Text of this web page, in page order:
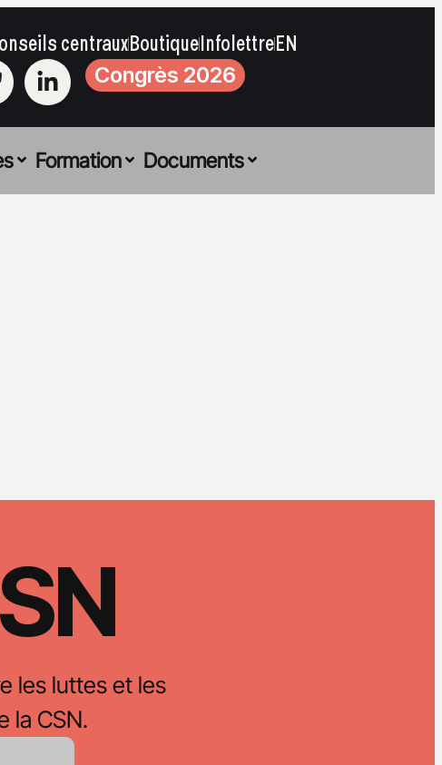
centrauxBoutiqueInfolettreEN
Congrès 2026
Formation Documents
les luttes et les
la CSN.